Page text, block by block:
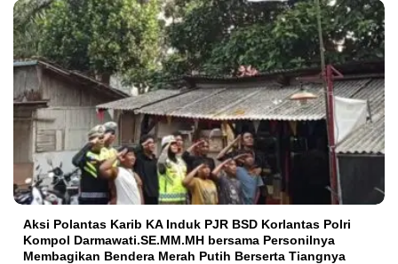
Aksi Polantas Karib KA Induk PJR BSD Korlantas Polri
Kompol Darmawati.SE.MM.MH bersama Personilnya
Membagikan Bendera Merah Putih Berserta Tiangnya